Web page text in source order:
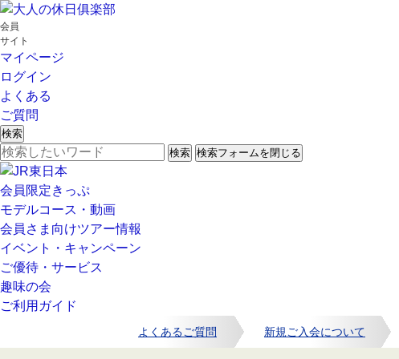
会員
サイト
マイページ
ログイン
よくある
ご質問
検索
検索 検索フォームを閉じる
会員限定きっぷ
モデルコース・動画
会員さま向けツアー情報
イベント・キャンペーン
ご優待・サービス
趣味の会
ご利用ガイド
よくあるご質問 新規ご入会について